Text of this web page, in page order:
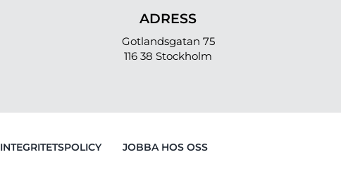
ADRESS
Gotlandsgatan 75
116 38 Stockholm
INTEGRITETSPOLICY JOBBA HOS OSS